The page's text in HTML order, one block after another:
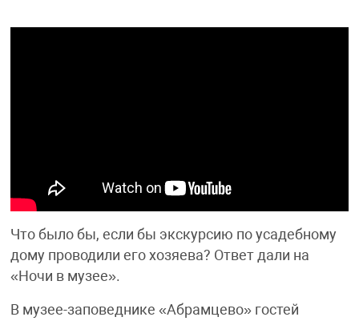
Что было бы, если бы экскурсию по усадебному
дому проводили его хозяева? Ответ дали на
«Ночи в музее».
В музее-заповеднике «Абрамцево» гостей